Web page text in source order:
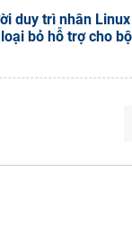
duy trì nhân
bỏ hỗ trợ cho